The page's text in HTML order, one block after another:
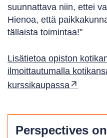
suunnattava niin, ettei
Hienoa, että
tällaista toimintaa!"
Lisätietoa opiston
ilmoittautumalla
kurssikaupassa
Perspectives